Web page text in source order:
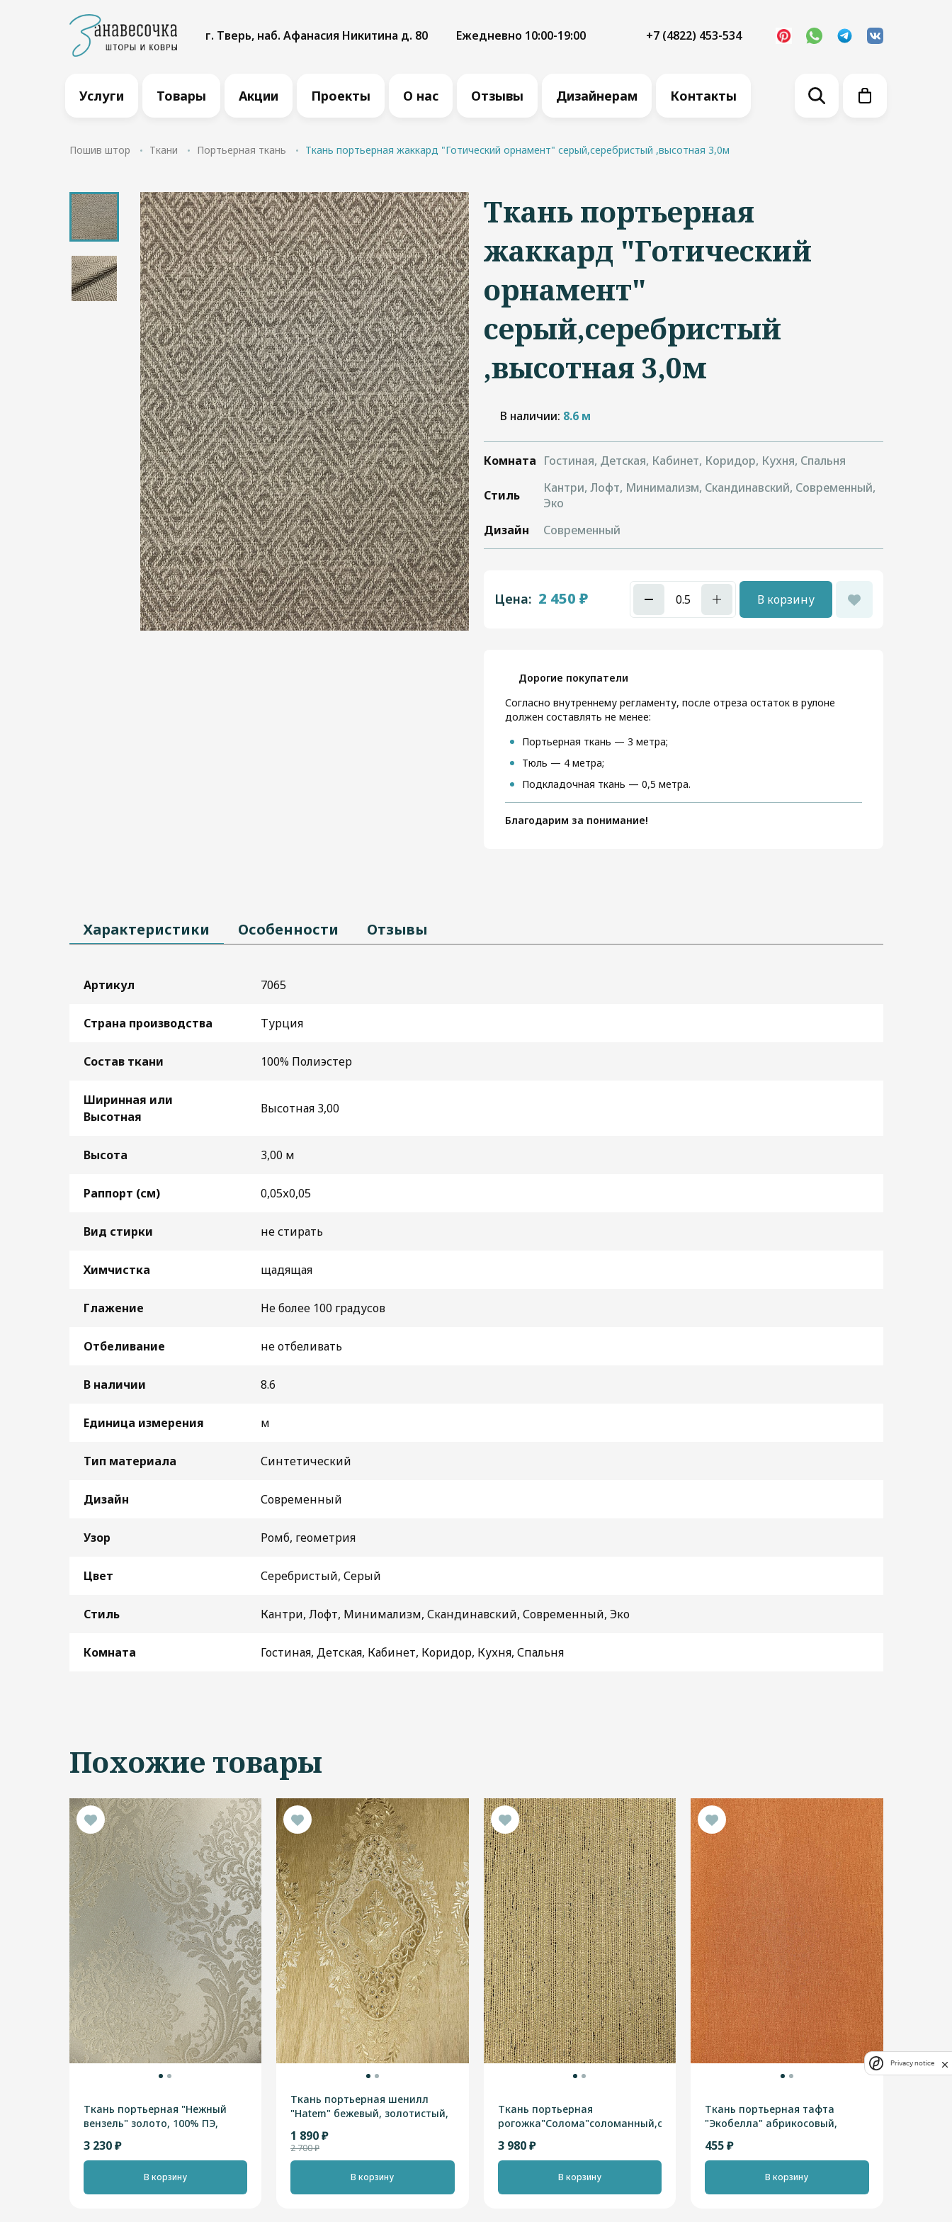
г. Тверь, наб. Афанасия Никитина д. 80 Ежедневно 10:00-19:00 +7 (4822) 453-534
Услуги Товары Акции Проекты О нас Отзывы Дизайнерам Контакты
Пошив штор Ткани Портьерная ткань Ткань портьерная жаккард "Готический орнамент" серый,серебристый ,высотная 3,0м
Ткань портьерная
жаккард "Готический
орнамент"
серый,серебристый
,высотная 3,0м
В наличии: 8.6 м
Комната Гостиная, Детская, Кабинет, Коридор, Кухня, Спальня
Стиль
Кантри, Лофт, Минимализм, Скандинавский, Современный,
Эко
Дизайн
Современный
Цена: 2 450 ₽ В корзину
Дорогие покупатели
Согласно внутреннему регламенту, после отреза остаток в рулоне
должен составлять не менее:
Портьерная ткань — 3 метра;
Тюль — 4 метра;
Подкладочная ткань — 0,5 метра.
Благодарим за понимание!
Характеристики Особенности Отзывы
Артикул 7065
Страна производства Турция
Состав ткани 100% Полиэстер
Ширинная или
Высотная
Высотная 3,00
Высота 3,00 м
Раппорт (см) 0,05х0,05
Вид стирки не стирать
Химчистка щадящая
Глажение Не более 100 градусов
Отбеливание не отбеливать
В наличии 8.6
Единица измерения м
Тип материала Синтетический
Дизайн Современный
Узор Ромб, геометрия
Цвет Серебристый, Серый
Стиль Кантри, Лофт, Минимализм, Скандинавский, Современный, Эко
Комната Гостиная, Детская, Кабинет, Коридор, Кухня, Спальня
Похожие товары
Ткань портьерная "Нежный
вензель" золото, 100% ПЭ,
3 230 ₽
В корзину
Ткань портьерная шенилл
"Hatem" бежевый, золотистый,
1 890 ₽
2 700 ₽
В корзину
Ткань портьерная
рогожка"Солома"соломанный,серый,оливковый,высотная
3 980 ₽
В корзину
Ткань портьерная тафта
"Экобелла" абрикосовый,
455 ₽
В корзину
Privacy notice